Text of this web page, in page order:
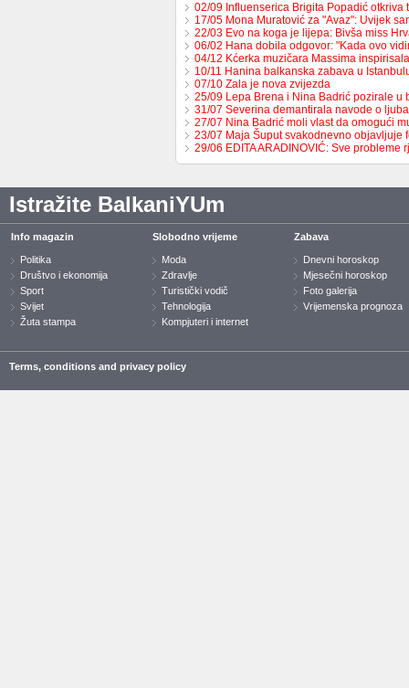
02/09 Influenserica Brigita Popadić
17/05 Mona Muratović za "Avaz": Uvijek
22/03 Evo na koga je lijepa: Bivša miss
06/02 Hana dobila odgovor: "Kada ovo
04/12 Kćerka muzičara Massima
10/11 Hanina balkanska zabava u
07/10 Zala je nova zvijezda
25/09 Lepa Brena i Nina Badrić pozirale u
31/07 Severina demantirala navode o
27/07 Nina Badrić moli vlast da omogući
23/07 Maja Šuput svakodnevno objavljuje
29/06 EDITA ARADINOVIĆ: Sve
Istražite BalkaniYUm
Info magazin
Politika
Društvo i ekonomija
Sport
Svijet
Žuta stampa
Slobodno vrijeme
Moda
Zdravlje
Turistički vodič
Tehnologija
Kompjuteri i internet
Zabava
Dnevni horoskop
Mjesečni horoskop
Foto galerija
Vrijemenska prognoza
Terms, conditions and privacy policy